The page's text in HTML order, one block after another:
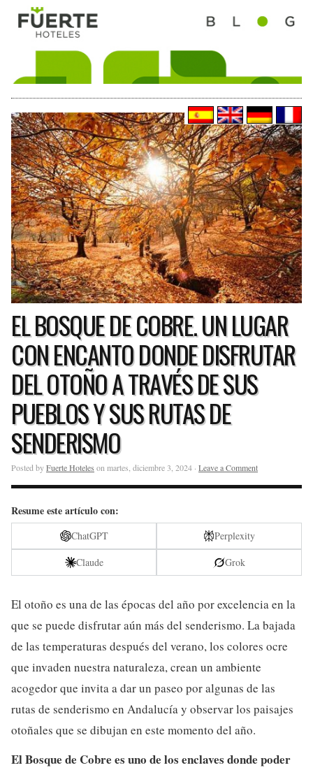
EL BOSQUE DE COBRE. UN LUGAR
CON ENCANTO DONDE DISFRUTAR
DEL OTOÑO A TRAVÉS DE SUS
PUEBLOS Y SUS RUTAS DE
SENDERISMO
Posted byFuerte Hoteles on martes, diciembre 3, 2024 · Leave a Comment
Resume este artículo con:
ChatGPT
Perplexity
Claude
Grok
El otoño es una de las épocas del año por excelencia en la
que se puede disfrutar aún más del senderismo. La bajada
de las temperaturas después del verano, los colores ocre
que invaden nuestra naturaleza, crean un ambiente
acogedor que invita a dar un paseo por algunas de las
rutas de senderismo en Andalucía y observar los paisajes
otoñales que se dibujan en este momento del año.
El Bosque de Cobre es uno de los enclaves donde poder